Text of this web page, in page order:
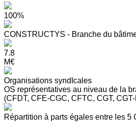
100%
CONSTRUCTYS - Branche du
7.8
M€
Organisations syndIcales
OS représentatives au niveau de la
(CFDT, CFE-CGC, CFTC, CGT,
Répartition à parts égales entre les 5